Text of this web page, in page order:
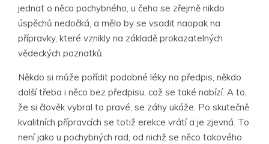
jednat o něco pochybného, u čeho se zřejmě nikdo
úspěchů nedočká, a mělo by se vsadit naopak na
přípravky, které vznikly na základě prokazatelných
vědeckých poznatků.
Někdo si může pořídit podobné léky na předpis, někdo
další třeba i něco bez předpisu, což se také nabízí. A to,
že si člověk vybral to pravé, se záhy ukáže. Po skutečně
kvalitních přípravcích se totiž erekce vrátí a je zjevná. To
není jako u pochybných rad, od nichž se něco takového